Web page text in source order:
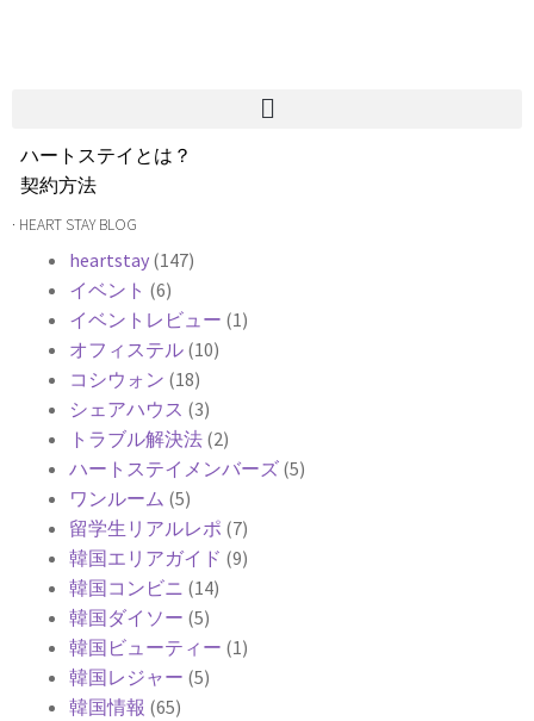
ハートステイとは？
契約方法
韓国不動産情報
よくある質問
Heartee
· HEART STAY BLOG
heartstay (147)
イベント (6)
イベントレビュー (1)
オフィステル (10)
コシウォン (18)
シェアハウス (3)
トラブル解決法 (2)
ハートステイメンバーズ (5)
ワンルーム (5)
留学生リアルレポ (7)
韓国エリアガイド (9)
韓国コンビニ (14)
韓国ダイソー (5)
韓国ビューティー (1)
韓国レジャー (5)
韓国情報 (65)